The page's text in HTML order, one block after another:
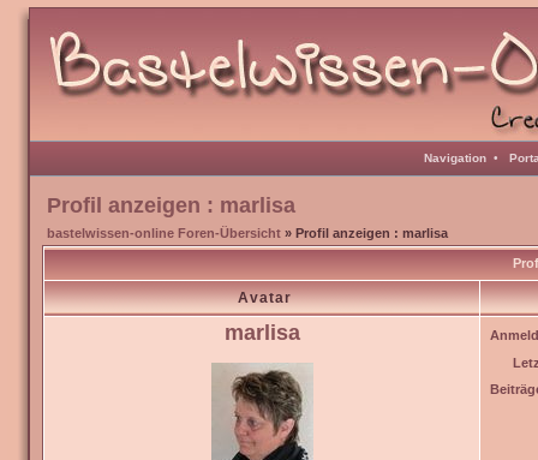
Navigation •
Profil anzeigen : marlisa
bastelwissen-online Foren-Übersicht » Profil anzeigen : marlisa
Avatar
marlisa